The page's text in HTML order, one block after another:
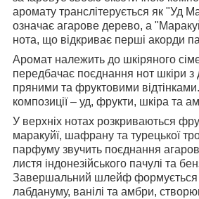
аромату транслітерується як "Уд
означає агарове дерево, а
нота, що відкриває перші акорди
Аромат належить до шкіряного
передбачає поєднання нот шкіри
пряними та фруктовими
композиції – уд, фрукти, шкіра та
У верхніх нотах розкриваються
маракуйї, шафрану та турецької
парфуму звучить поєднання
листя індонезійського пачулі та
Завершальний шлейф формується
лабдануму, ванілі та амбри,